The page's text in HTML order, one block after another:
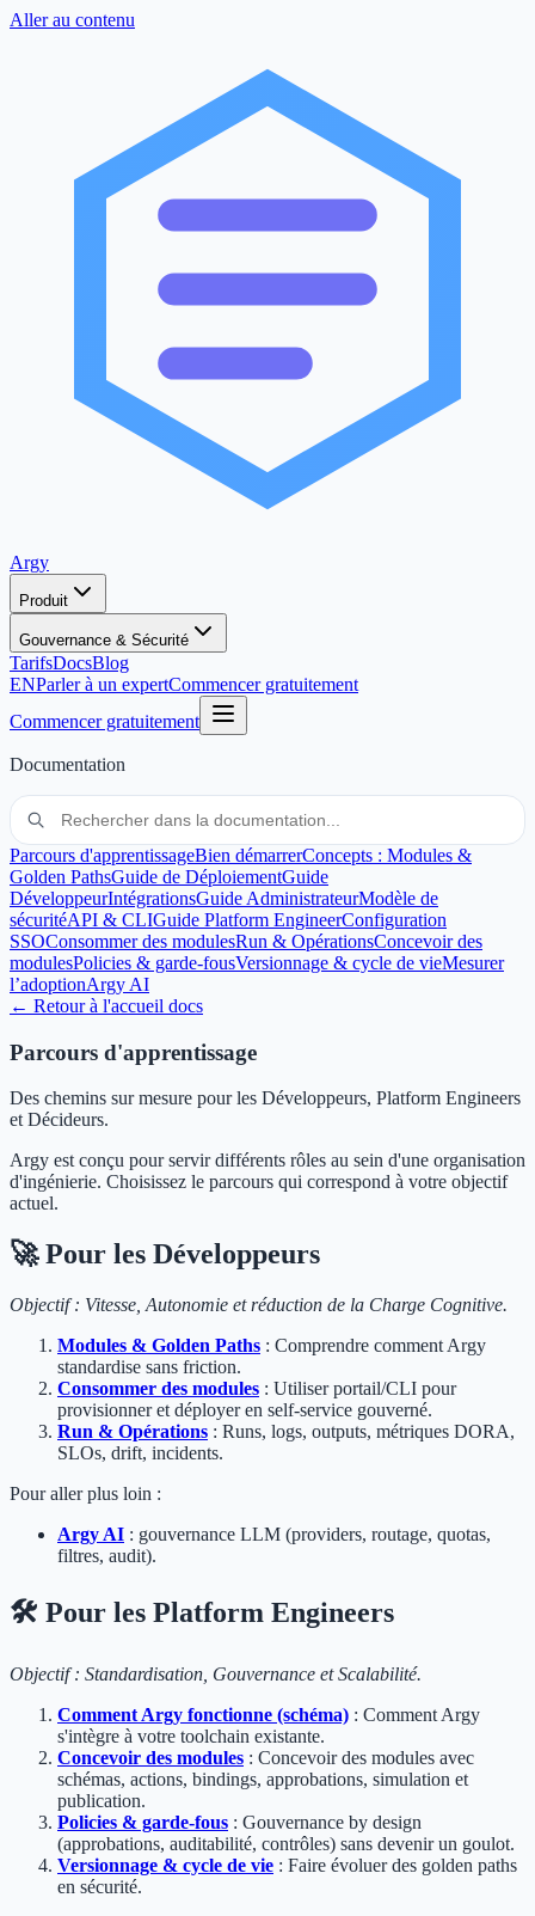
Aller au contenu
Argy
Produit
Gouvernance & Sécurité
TarifsDocsBlog
ENParler à un expertCommencer gratuitement
Commencer gratuitement
Documentation
Parcours d'apprentissageBien démarrerConcepts : Modules &
Golden PathsGuide de DéploiementGuide
DéveloppeurIntégrationsGuide AdministrateurModèle de
sécuritéAPI & CLIGuide Platform EngineerConfiguration
SSOConsommer des modulesRun & OpérationsConcevoir des
modulesPolicies & garde-fousVersionnage & cycle de vieMesurer
l’adoptionArgy AI
← Retour à l'accueil docs
Parcours d'apprentissage
Des chemins sur mesure pour les Développeurs, Platform Engineers
et Décideurs.
Argy est conçu pour servir différents rôles au sein d'une organisation
d'ingénierie. Choisissez le parcours qui correspond à votre objectif
actuel.
🚀 Pour les Développeurs
Objectif : Vitesse, Autonomie et réduction de la Charge Cognitive.
Modules & Golden Paths : Comprendre comment Argy
standardise sans friction.
Consommer des modules : Utiliser portail/CLI pour
provisionner et déployer en self‑service gouverné.
Run & Opérations : Runs, logs, outputs, métriques DORA,
SLOs, drift, incidents.
Pour aller plus loin :
Argy AI : gouvernance LLM (providers, routage, quotas,
filtres, audit).
🛠️ Pour les Platform Engineers
Objectif : Standardisation, Gouvernance et Scalabilité.
Comment Argy fonctionne (schéma) : Comment Argy
s'intègre à votre toolchain existante.
Concevoir des modules : Concevoir des modules avec
schémas, actions, bindings, approbations, simulation et
publication.
Policies & garde‑fous : Gouvernance by design
(approbations, auditabilité, contrôles) sans devenir un goulot.
Versionnage & cycle de vie : Faire évoluer des golden paths
en sécurité.